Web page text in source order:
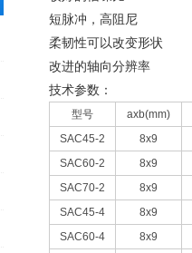
短脉冲，高阻尼
柔韧性可以改变形状
改进的轴向分辨率
技术参数：
型号
axb(mm)
SAC45-2
8x9
SAC60-2
8x9
SAC70-2
8x9
SAC45-4
8x9
SAC60-4
8x9